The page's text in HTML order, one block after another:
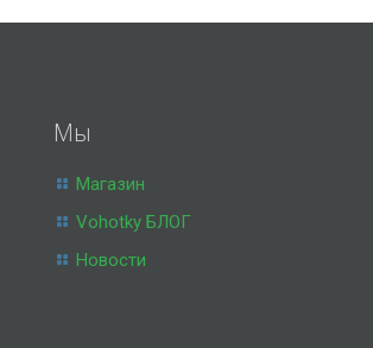
Мы
Магазин
Vohotky БЛОГ
Новости